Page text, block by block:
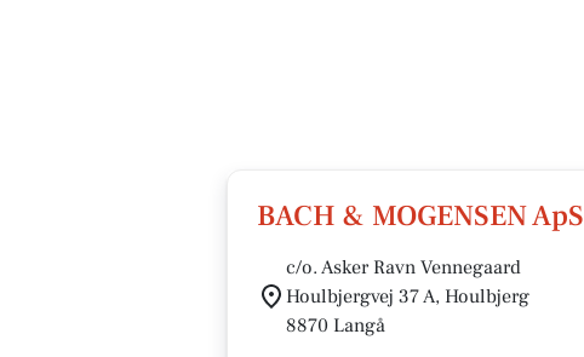
BACH & MOGENSEN ApS
c/o. Asker Ravn Vennegaard
Houlbjergvej 37 A, Houlbjerg
8870 Langå